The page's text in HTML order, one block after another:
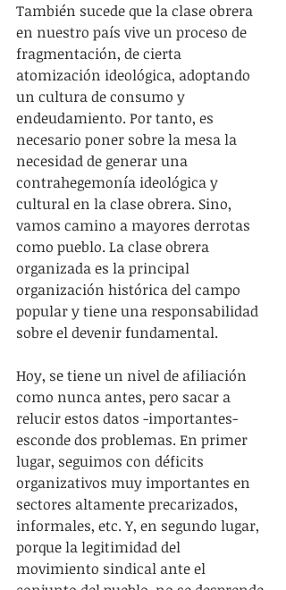
También sucede que la clase obrera
en nuestro país vive un proceso de
fragmentación, de cierta
atomización ideológica, adoptando
un cultura de consumo y
endeudamiento. Por tanto, es
necesario poner sobre la mesa la
necesidad de generar una
contrahegemonía ideológica y
cultural en la clase obrera. Sino,
vamos camino a mayores derrotas
como pueblo. La clase obrera
organizada es la principal
organización histórica del campo
popular y tiene una responsabilidad
sobre el devenir fundamental.
Hoy, se tiene un nivel de afiliación
como nunca antes, pero sacar a
relucir estos datos -importantes-
esconde dos problemas. En primer
lugar, seguimos con déficits
organizativos muy importantes en
sectores altamente precarizados,
informales, etc. Y, en segundo lugar,
porque la legitimidad del
movimiento sindical ante el